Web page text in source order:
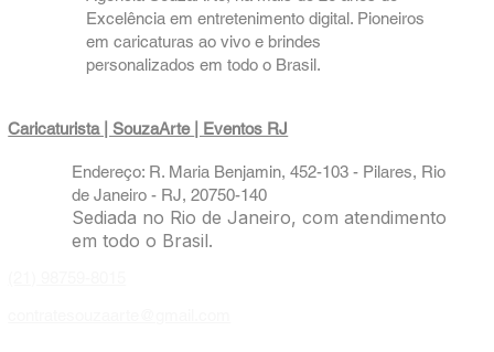
Excelência em entretenimento digital. Pioneiros
em caricaturas ao vivo e brindes
personalizados em todo o Brasil.
Caricaturista | SouzaArte | Eventos RJ
Endereço: R. Maria Benjamin, 452-103 - Pilares, Rio
de Janeiro - RJ, 20750-140
Sediada no Rio de Janeiro, com atendimento
em todo o Brasil.